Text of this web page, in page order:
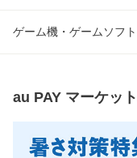
ゲーム機・ゲームソフト
au PAY マーケット